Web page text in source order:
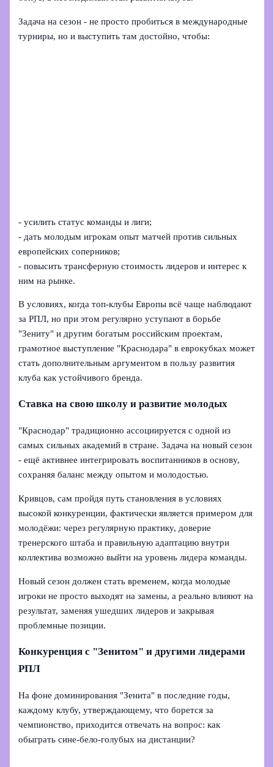
Задача на сезон - не просто пробиться в международные
турниры, но и выступить там достойно, чтобы:
- усилить статус команды и лиги;
- дать молодым игрокам опыт матчей против сильных
европейских соперников;
- повысить трансферную стоимость лидеров и интерес к
ним на рынке.
В условиях, когда топ-клубы Европы всё чаще наблюдают
за РПЛ, но при этом регулярно уступают в борьбе
"Зениту" и другим богатым российским проектам,
грамотное выступление "Краснодара" в еврокубках может
стать дополнительным аргументом в пользу развития
клуба как устойчивого бренда.
Ставка на свою школу и развитие молодых
"Краснодар" традиционно ассоциируется с одной из
самых сильных академий в стране. Задача на новый сезон
- ещё активнее интегрировать воспитанников в основу,
сохраняя баланс между опытом и молодостью.
Кривцов, сам пройдя путь становления в условиях
высокой конкуренции, фактически является примером для
молодёжи: через регулярную практику, доверие
тренерского штаба и правильную адаптацию внутри
коллектива возможно выйти на уровень лидера команды.
Новый сезон должен стать временем, когда молодые
игроки не просто выходят на замены, а реально влияют на
результат, заменяя ушедших лидеров и закрывая
проблемные позиции.
Конкуренция с "Зенитом" и другими лидерами
РПЛ
На фоне доминирования "Зенита" в последние годы,
каждому клубу, утверждающему, что борется за
чемпионство, приходится отвечать на вопрос: как
обыграть сине-бело-голубых на дистанции?